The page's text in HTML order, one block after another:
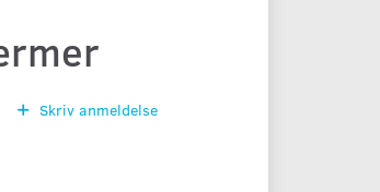
Skriv anmeldelse